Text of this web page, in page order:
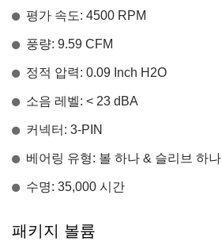
평가 속도: 4500 RPM
풍량: 9.59 CFM
정적 압력: 0.09 Inch H2O
소음 레벨: < 23 dBA
커넥터: 3-PIN
베어링 유형: 볼 하나 & 슬리브 하나
수명: 35,000 시간
패키지 볼륨